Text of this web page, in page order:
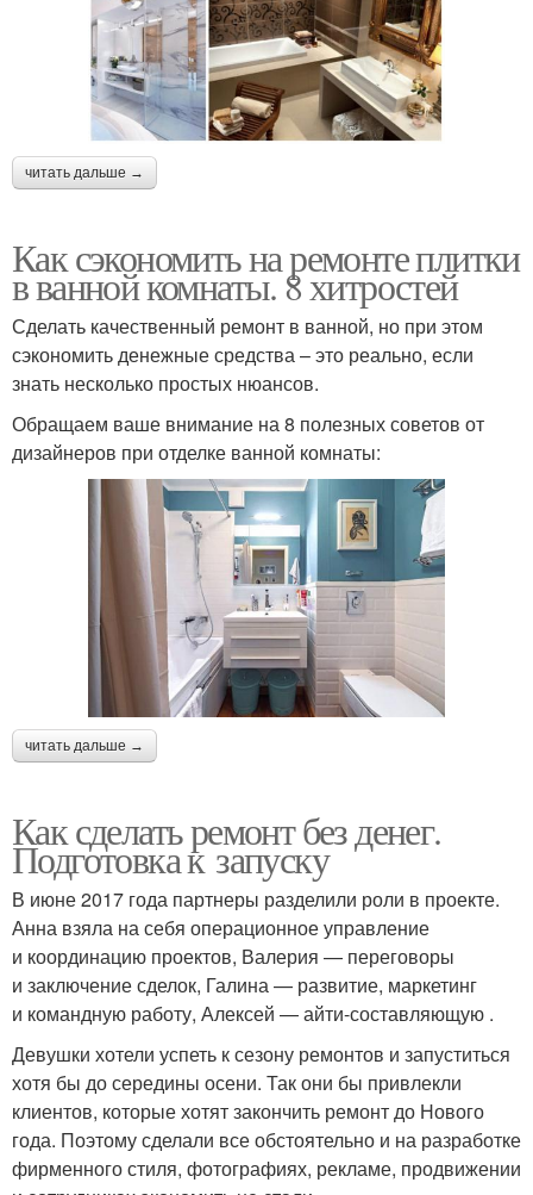
читать дальше →
Как сэкономить на ремонте плитки
в ванной комнаты. 8 хитростей
Сделать качественный ремонт в ванной, но при этом
сэкономить денежные средства – это реально, если
знать несколько простых нюансов.
Обращаем ваше внимание на 8 полезных советов от
дизайнеров при отделке ванной комнаты:
читать дальше →
Как сделать ремонт без денег.
Подготовка к запуску
В июне 2017 года партнеры разделили роли в проекте.
Анна взяла на себя операционное управление
и координацию проектов, Валерия — переговоры
и заключение сделок, Галина — развитие, маркетинг
и командную работу, Алексей — айти-составляющую .
Девушки хотели успеть к сезону ремонтов и запуститься
хотя бы до середины осени. Так они бы привлекли
клиентов, которые хотят закончить ремонт до Нового
года. Поэтому сделали все обстоятельно и на разработке
фирменного стиля, фотографиях, рекламе, продвижении